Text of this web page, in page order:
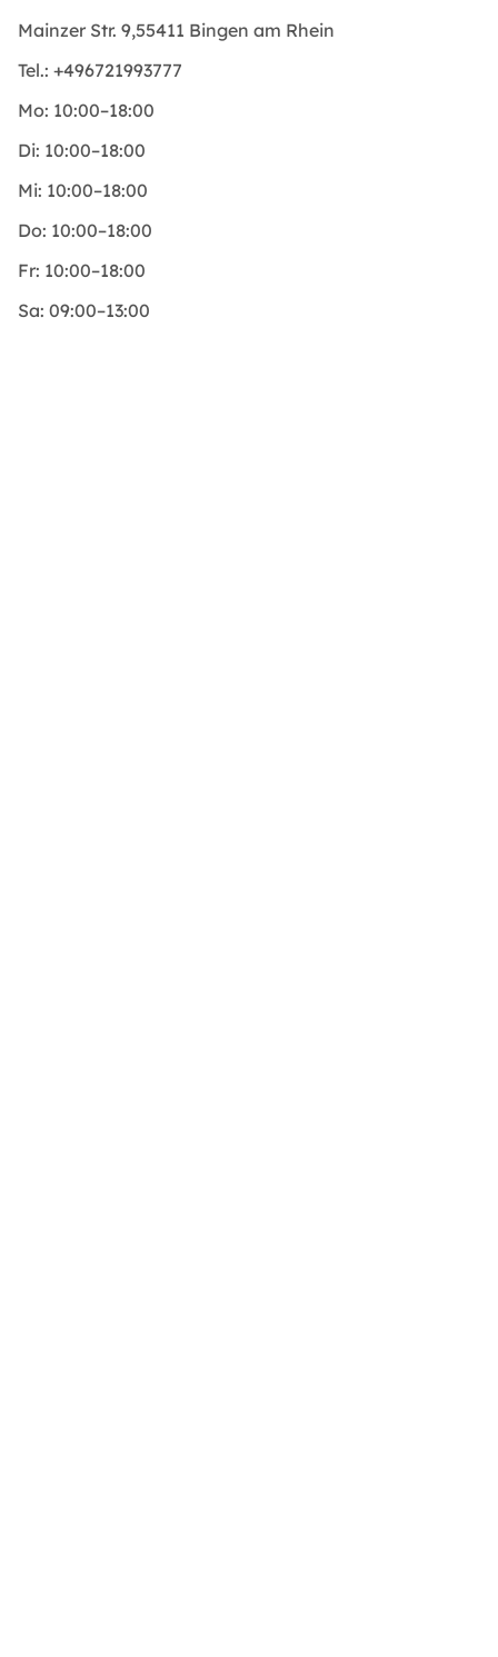
Mainzer Str. 9,55411 Bingen am Rhein
Tel.: +496721993777
Mo: 10:00–18:00
Di: 10:00–18:00
Mi: 10:00–18:00
Do: 10:00–18:00
Fr: 10:00–18:00
Sa: 09:00–13:00